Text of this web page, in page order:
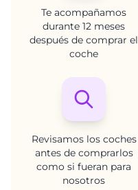
Te acompañamos
durante 12 meses
después de comprar el
coche
Revisamos los coches
antes de comprarlos
como si fueran para
nosotros